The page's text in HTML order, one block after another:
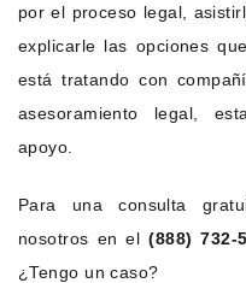
por el proceso legal,
explicarle las opciones
está tratando con
asesoramiento legal,
apoyo.
Para una consulta
nosotros en el(888) 732-
¿Tengo un caso?